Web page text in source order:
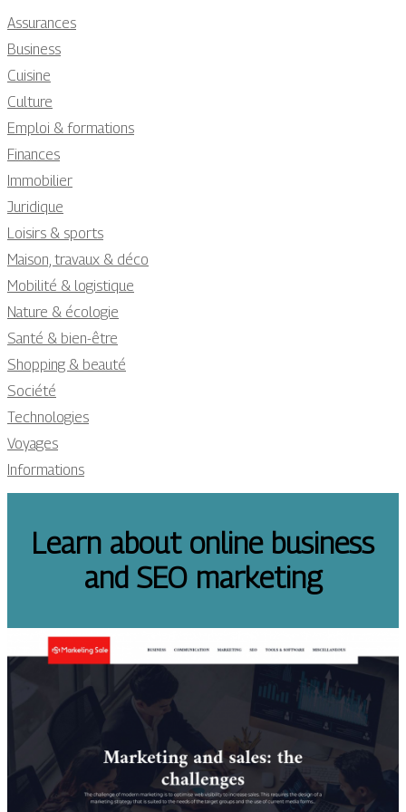
Assurances
Business
Cuisine
Culture
Emploi & formations
Finances
Immobilier
Juridique
Loisirs & sports
Maison, travaux & déco
Mobilité & logistique
Nature & écologie
Santé & bien-être
Shopping & beauté
Société
Technologies
Voyages
Informations
Learn about online business
and SEO marketing